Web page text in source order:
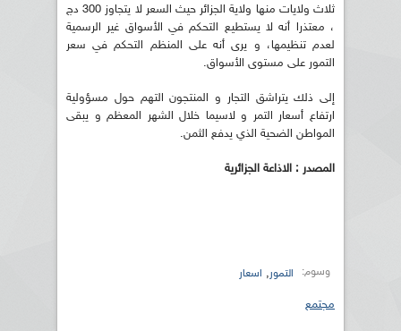
ثلاث ولايات منها ولاية الجزائر حيث السعر لا يتجاوز 300 دج
، معتذرا أنه لا يستطيع التحكم في الأسواق غير الرسمية
لعدم تنظيمها، و يرى أنه على المنظم التحكم في سعر
التمور على مستوى الأسواق.
إلى ذلك يتراشق التجار و المنتجون التهم حول مسؤولية
ارتفاع أسعار التمر و لاسيما خلال الشهر المعظم و يبقى
المواطن الضحية الذي يدفع الثمن.
المصدر : الاذاعة الجزائرية
وسوم: التمور, اسعار
مجتمع